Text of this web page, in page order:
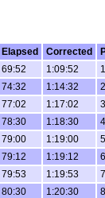
Elapsed Corrected
69:52 1:09:52
74:32 1:14:32
77:02 1:17:02
78:30 1:18:30
79:00 1:19:00
79:12 1:19:12
79:53 1:19:53
80:30 1:20:30